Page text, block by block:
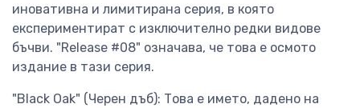
иновативна и лимитирана серия, в която
експериментират с изключително редки видове
бъчви. "Release #08" означава, че това е осмото
издание в тази серия.
"Black Oak" (Черен дъб): Това е името, дадено на